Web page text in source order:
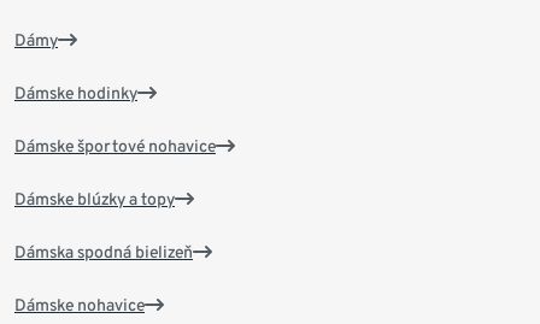
Dámy
Dámske hodinky
Dámske športové nohavice
Dámske blúzky a topy
Dámska spodná bielizeň
Dámske nohavice